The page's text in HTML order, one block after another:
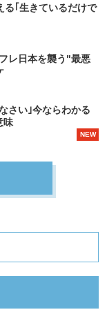
｢生きているだけで
レ日本を襲う"最悪
さい｣今ならわかる
味
NEW